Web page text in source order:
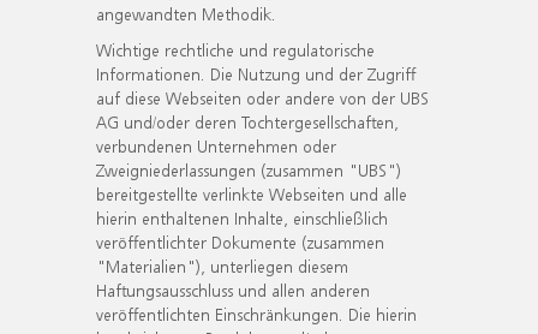
angewandten Methodik.
Wichtige rechtliche und regulatorische
Informationen. Die Nutzung und der Zugriff
auf diese Webseiten oder andere von der UBS
AG und/oder deren Tochtergesellschaften,
verbundenen Unternehmen oder
Zweigniederlassungen (zusammen "UBS")
bereitgestellte verlinkte Webseiten und alle
hierin enthaltenen Inhalte, einschließlich
veröffentlichter Dokumente (zusammen
"Materialien"), unterliegen diesem
Haftungsausschluss und allen anderen
veröffentlichten Einschränkungen. Die hierin